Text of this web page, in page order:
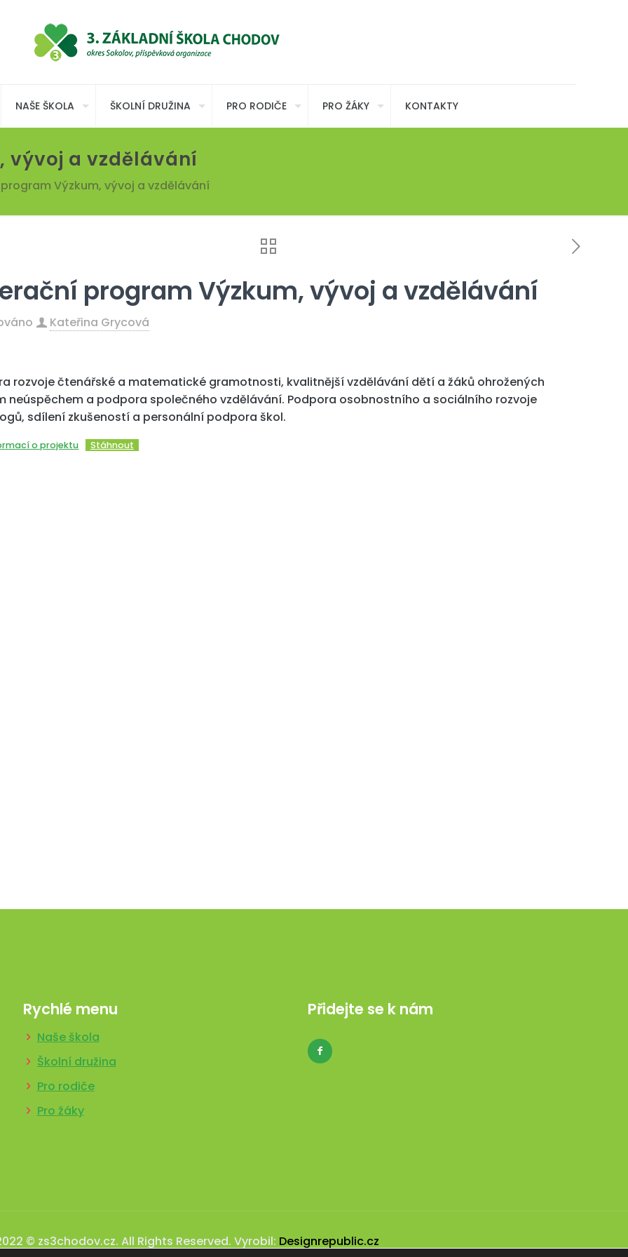
NAŠE ŠKOLA ŠKOLNÍ DRUŽINA PRO RODIČE PRO ŽÁKY KONTAKTY
vývoj a vzdělávání
Výzkum, vývoj a vzdělávání
program Výzkum, vývoj a vzdělávání
Kateřina Grycová
rozvoje čtenářské a matematické gramotnosti, kvalitnější vzdělávání dětí a žáků ohrožených
neúspěchem a podpora společného vzdělávání. Podpora osobnostního a sociálního rozvoje
sdílení zkušeností a personální podpora škol.
o projektu Stáhnout
Rychlé menu
Naše škola
Školní družina
Pro rodiče
Pro žáky
Přidejte se k nám
© zs3chodov.cz. All Rights Reserved. Vyrobil: Designrepublic.cz